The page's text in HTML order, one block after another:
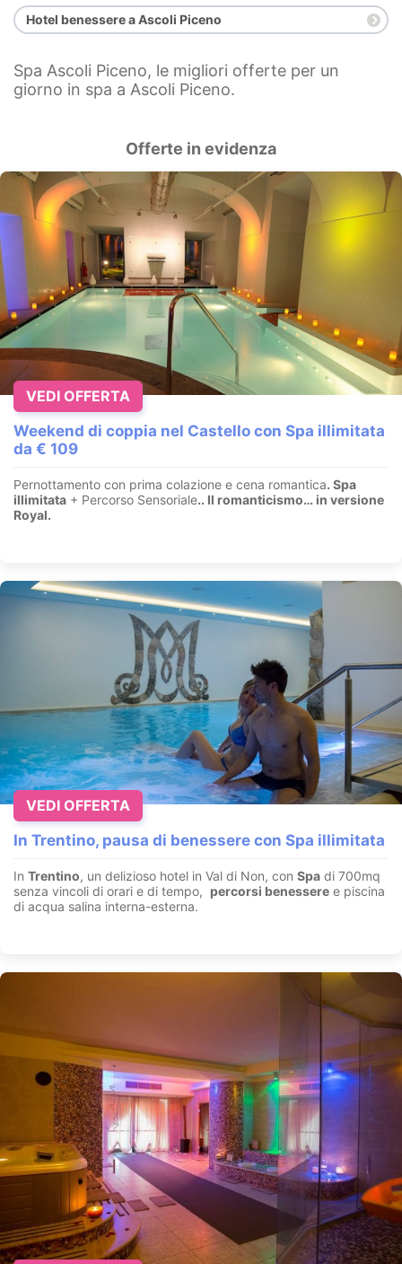
Hotel benessere a Ascoli Piceno
Spa Ascoli Piceno, le migliori offerte per un
giorno in spa a Ascoli Piceno.
Offerte in evidenza
Weekend di coppia nel Castello con Spa illimitata
da € 109
Pernottamento con prima colazione e cena romantica. Spa
illimitata + Percorso Sensoriale.. Il romanticismo… in versione
Royal.
VEDI OFFERTA
In Trentino, pausa di benessere con Spa illimitata
In Trentino, un delizioso hotel in Val di Non, con Spa di 700mq
senza vincoli di orari e di tempo, percorsi benessere e piscina
di acqua salina interna-esterna.
VEDI OFFERTA